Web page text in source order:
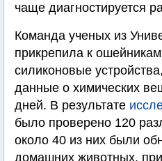
чаще диагностируется
Команда ученых из
прикрепила к
силиконовые
данные о химических
дней. В результате
было проверено 120
около 40 из них были
домашних животных,